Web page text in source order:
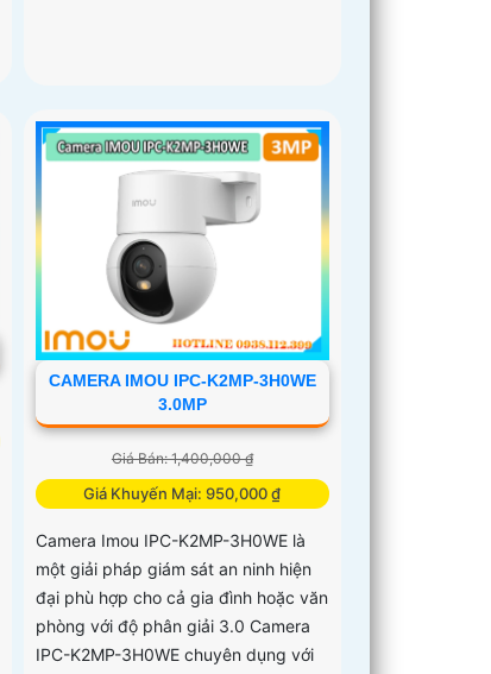
CAMERA IMOU IPC-K2MP-3H0WE
3.0MP
Giá Bán: 1,400,000 ₫
Giá Khuyến Mại: 950,000 ₫
Camera Imou IPC-K2MP-3H0WE là
một giải pháp giám sát an ninh hiện
đại phù hợp cho cả gia đình hoặc văn
phòng với độ phân giải 3.0 Camera
IPC-K2MP-3H0WE chuyên dụng với